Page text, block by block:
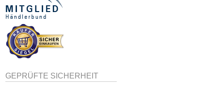
GEPRÜFTE SICHERHEIT